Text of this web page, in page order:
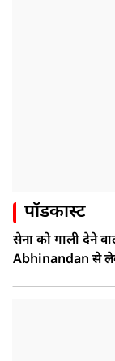
पॉडकास्ट
सेना को गाली देने
Abhinandan से